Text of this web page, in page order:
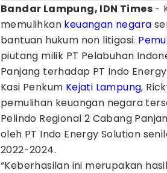
Bandar Lampung, IDN Times -
memulihkan keuangan negara
bantuan hukum non litigasi.
piutang milik PT Pelabuhan
Panjang terhadap PT Indo
Kasi Penkum Kejati Lampung,
pemulihan keuangan negara
Pelindo Regional 2 Cabang
oleh PT Indo Energy Solution
2022-2024.
“Keberhasilan ini merupakan